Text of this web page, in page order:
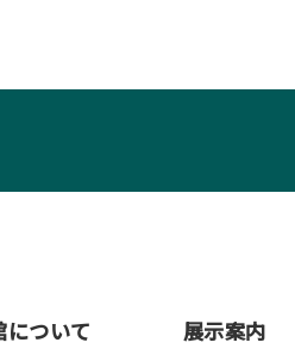
ついて 展示案内